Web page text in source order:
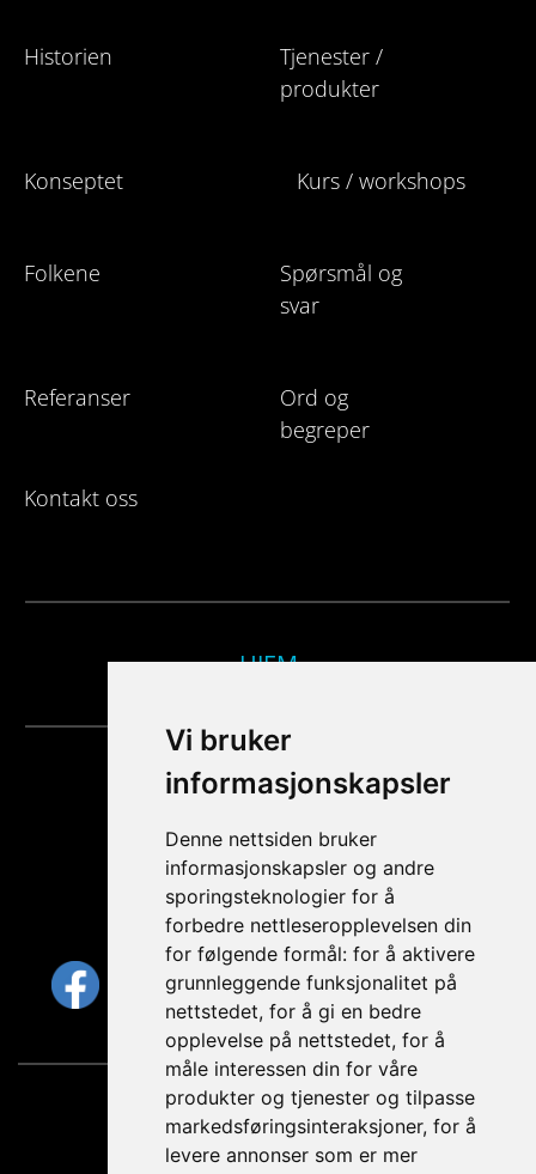
Vi bruker
informasjonskapsler
Denne nettsiden bruker
informasjonskapsler og andre
sporingsteknologier for å
forbedre nettleseropplevelsen din
for følgende formål: for å aktivere
grunnleggende funksjonalitet på
nettstedet, for å gi en bedre
opplevelse på nettstedet, for å
måle interessen din for våre
produkter og tjenester og tilpasse
markedsføringsinteraksjoner, for å
levere annonser som er mer
Historien
Tjenester /
produkter
Konseptet Kurs / workshops
Folkene
Spørsmål og
svar
Referanser
Ord og
begreper
Kontakt oss
HJEM
Hvilke kanaler
er du på?
FØLG OSS
Personvernerklæring